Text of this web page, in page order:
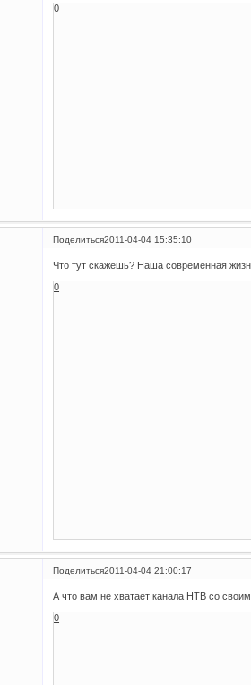
0
Поделиться2011-04-04 15:35:10
Что тут скажешь? Наша современная
0
Поделиться2011-04-04 21:00:17
А что вам не хватает канала НТВ со
0